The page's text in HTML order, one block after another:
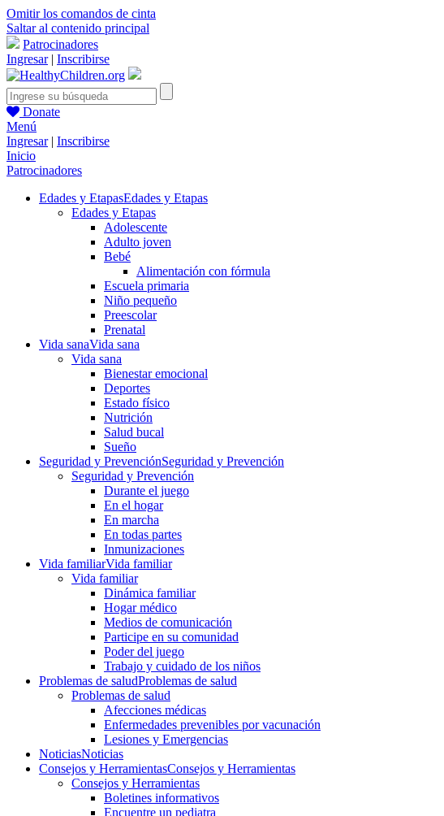
Omitir los comandos de cinta
Saltar al contenido principal
Patrocinadores
Ingresar| Inscribirse
Donate
Menú
Ingresar| Inscribirse
Inicio
Patrocinadores
Edades y EtapasEdades y Etapas
Edades y Etapas
Adolescente
Adulto joven
Bebé
Alimentación con fórmula
Escuela primaria
Niño pequeño
Preescolar
Prenatal
Vida sanaVida sana
Vida sana
Bienestar emocional
Deportes
Estado físico
Nutrición
Salud bucal
Sueño
Seguridad y PrevenciónSeguridad y Prevención
Seguridad y Prevención
Durante el juego
En el hogar
En marcha
En todas partes
Inmunizaciones
Vida familiarVida familiar
Vida familiar
Dinámica familiar
Hogar médico
Medios de comunicación
Participe en su comunidad
Poder del juego
Trabajo y cuidado de los niños
Problemas de saludProblemas de salud
Problemas de salud
Afecciones médicas
Enfermedades prevenibles por vacunación
Lesiones y Emergencias
NoticiasNoticias
Consejos y HerramientasConsejos y Herramientas
Consejos y Herramientas
Boletines informativos
Encuentre un pediatra